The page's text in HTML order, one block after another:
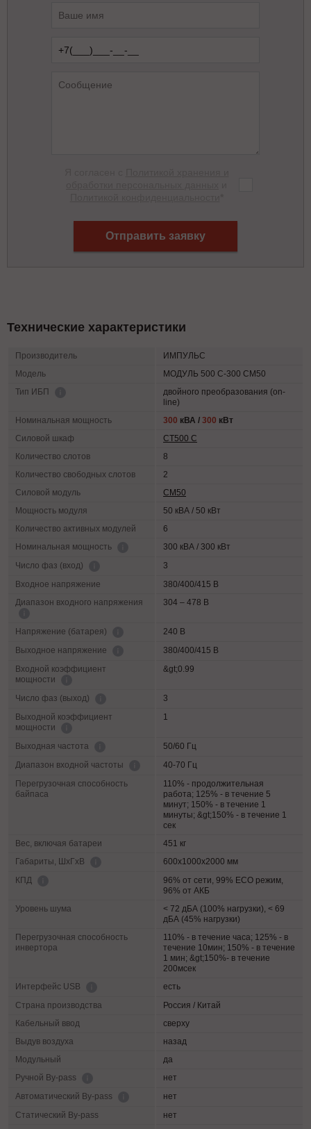
Отправить заявку
Технические характеристики
Производитель
ИМПУЛЬС
Модель
МОДУЛЬ 500 С-300 СМ50
Тип ИБП
двойного преобразования (on-
line)
Номинальная мощность
300 кВА / 300 кВт
Силовой шкаф
СТ500 С
Количество слотов
8
Количество свободных слотов
2
Силовой модуль
СМ50
Мощность модуля
50 кВА / 50 кВт
Количество активных модулей
6
Номинальная мощность
300 кВА / 300 кВт
Число фаз (вход)
3
Входное напряжение
380/400/415 В
Диапазон входного напряжения
304 – 478 В
Напряжение (батарея)
240 В
Выходное напряжение
380/400/415 В
Входной коэффициент
мощности
&gt;0.99
Число фаз (выход)
3
Выходной коэффициент
мощности
1
Выходная частота
50/60 Гц
Диапазон входной частоты
40-70 Гц
Перегрузочная способность
байпаса
110% - продолжительная
работа; 125% - в течение 5
минут; 150% - в течение 1
минуты; &gt;150% - в течение 1
сек
Вес, включая батареи
451 кг
Габариты, ШхГхВ
600х1000х2000 мм
КПД
96% от сети, 99% ECO режим,
96% от АКБ
Уровень шума
< 72 дБА (100% нагрузки), < 69
дБА (45% нагрузки)
Перегрузочная способность
инвертора
110% - в течение часа; 125% - в
течение 10мин; 150% - в течение
1 мин; &gt;150%- в течение
200мсек
Интерфейс USB
есть
Страна производства
Россия / Китай
Кабельный ввод
сверху
Выдув воздуха
назад
Модульный
да
Ручной By-pass
нет
Автоматический By-pass
нет
Статический By-pass
нет